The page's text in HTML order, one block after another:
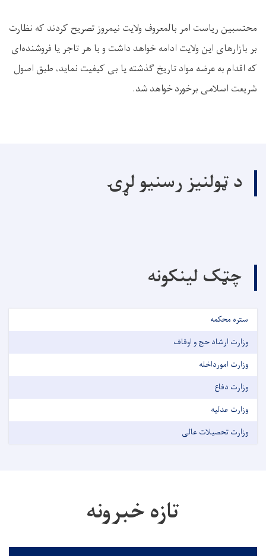
محتسبین ریاست امر بالمعروف ولایت نیمروز تصریح کردند که نظارت
بر بازارهای این ولایت ادامه خواهد داشت و با هر تاجر یا فروشنده‌ای
که اقدام به عرضه مواد تاریخ گذشته یا بی‌ کیفیت نماید، طبق اصول
شریعت اسلامی برخورد خواهد شد.
د ټولنیز رسنیو لړۍ
چټک لینکونه
ستره محکمه
وزارت ارشاد حج و اوقاف
وزارت امورداخله
وزارت دفاع
وزارت عدلیه
وزارت تحصیلات عالی
تازه خبرونه